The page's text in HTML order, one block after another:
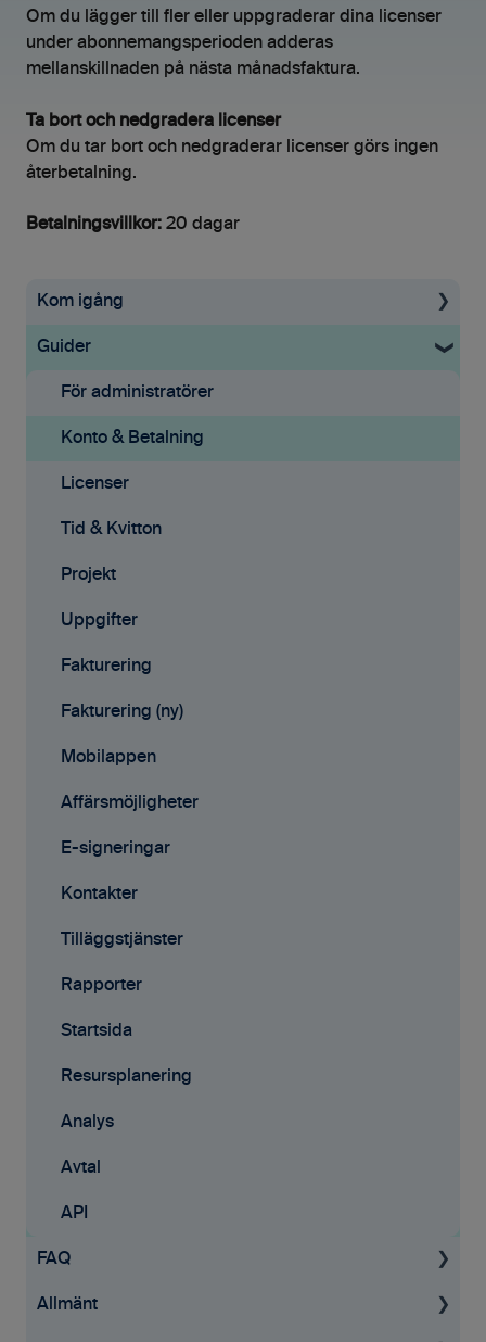
Om du lägger till fler eller uppgraderar dina licenser
under abonnemangsperioden adderas
mellanskillnaden på nästa månadsfaktura.
Ta bort och nedgradera licenser
Om du tar bort och nedgraderar licenser görs ingen
återbetalning.
Betalningsvillkor: 20 dagar
Kom igång
Uppstartsguide
Grundinställningar
Ekonomisystem
Tid & Kvitton
Projekt
Fakturering (ny)
Kontakter
Avtal
Affärsmöjligheter
Rapporter
Samarbete
Mobilappen
Guider
För administratörer
Konto & Betalning
Licenser
Tid & Kvitton
Projekt
Uppgifter
Fakturering
Fakturering (ny)
Mobilappen
Affärsmöjligheter
E-signeringar
Kontakter
Tilläggstjänster
Rapporter
Startsida
Resursplanering
Analys
Avtal
API
FAQ
Projekt
Allmänt